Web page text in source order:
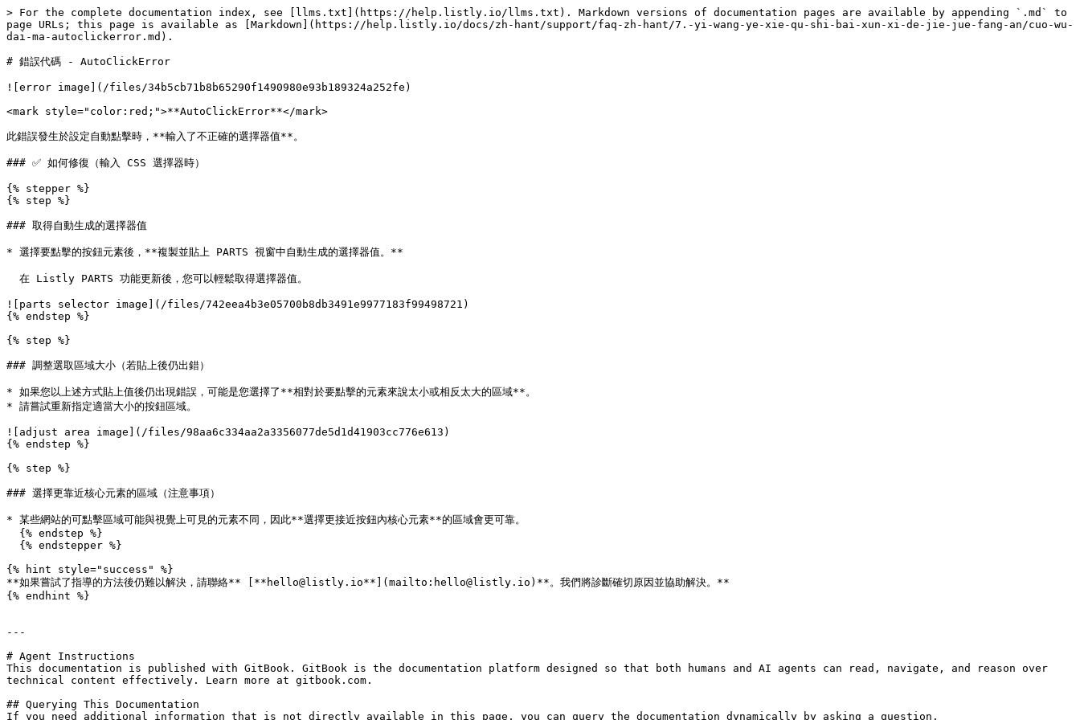
> For the complete documentation index, see [llms.txt](https://help.listly.io/llms.txt). Markdown versions of documentation pages are available by appending `.md` to
page URLs; this page is available as [Markdown](https://help.listly.io/docs/zh-hant/support/faq-zh-hant/7.-yi-wang-ye-xie-qu-shi-bai-xun-xi-de-jie-jue-fang-an/cuo-wu-
dai-ma-autoclickerror.md).
# 錯誤代碼 - AutoClickError
![error image](/files/34b5cb71b8b65290f1490980e93b189324a252fe)
<mark style="color:red;">**AutoClickError**</mark>
此錯誤發生於設定自動點擊時，**輸入了不正確的選擇器值**。
### ✅ 如何修復（輸入 CSS 選擇器時）
{% stepper %}
{% step %}
### 取得自動生成的選擇器值
* 選擇要點擊的按鈕元素後，**複製並貼上 PARTS 視窗中自動生成的選擇器值。**
![parts selector image](/files/742eea4b3e05700b8db3491e9977183f99498721)
{% endstep %}
{% step %}
### 調整選取區域大小（若貼上後仍出錯）
* 如果您以上述方式貼上值後仍出現錯誤，可能是您選擇了**相對於要點擊的元素來說太小或相反太大的區域**。
* 請嘗試重新指定適當大小的按鈕區域。
![adjust area image](/files/98aa6c334aa2a3356077de5d1d41903cc776e613)
{% endstep %}
{% step %}
### 選擇更靠近核心元素的區域（注意事項）
* 某些網站的可點擊區域可能與視覺上可見的元素不同，因此**選擇更接近按鈕內核心元素**的區域會更可靠。
{% hint style="success" %}
**如果嘗試了指導的方法後仍難以解決，請聯絡** [**hello@listly.io**](mailto:hello@listly.io)**。我們將診斷確切原因並協助解決。**
{% endhint %}
---
# Agent Instructions
This documentation is published with GitBook. GitBook is the documentation platform designed so that both humans and AI agents can read, navigate, and reason over
technical content effectively. Learn more at gitbook.com.
## Querying This Documentation
If you need additional information that is not directly available in this page, you can query the documentation dynamically by asking a question.